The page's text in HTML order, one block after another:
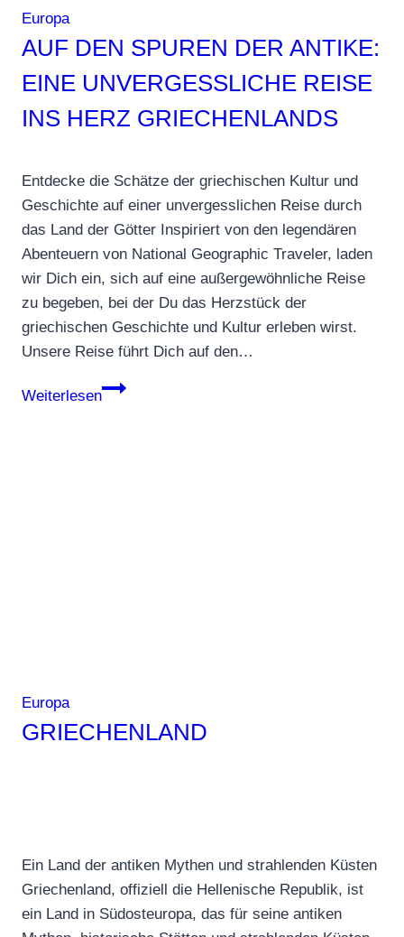
Europa
AUF DEN SPUREN DER ANTIKE:
EINE UNVERGESSLICHE REISE
INS HERZ GRIECHENLANDS
Entdecke die Schätze der griechischen Kultur und
Geschichte auf einer unvergesslichen Reise durch
das Land der Götter Inspiriert von den legendären
Abenteuern von National Geographic Traveler, laden
wir Dich ein, sich auf eine außergewöhnliche Reise
zu begeben, bei der Du das Herzstück der
griechischen Geschichte und Kultur erleben wirst.
Unsere Reise führt Dich auf den…
Weiterlesen
Auf
Europa
GRIECHENLAND
Ein Land der antiken Mythen und strahlenden Küsten
Griechenland, offiziell die Hellenische Republik, ist
ein Land in Südosteuropa, das für seine antiken